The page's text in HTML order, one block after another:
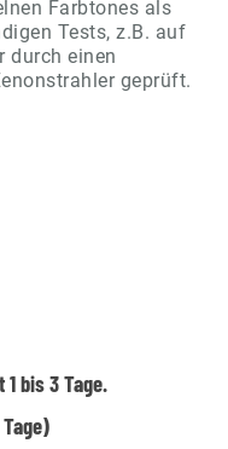
Farbtones als
Tests, z.B. auf
durch einen
geprüft.
bis 3 Tage.